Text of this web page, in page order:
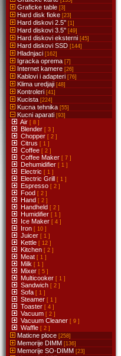
Graficke table [3]
Hard disk fioke [23]
Hard diskovi 2.5'' [1]
Hard diskovi 3.5'' [49]
Hard diskovi eksterni [45]
Hard diskovi SSD [144]
Hladnjaci [162]
Igracka oprema [7]
Internet kamere [26]
Kablovi i adapteri [76]
Klima uredjaji [48]
Kontroleri [41]
Kucista [224]
Kucna tehnika [55]
Kucni aparati [93]
Air [ 8 ]
Blender [ 3 ]
Chopper [ 2 ]
Citrus [ 1 ]
Coffee [ 2 ]
Coffee Maker [ 7 ]
Dehumidifier [ 1 ]
Electric [ 1 ]
Electric Grill [ 1 ]
Espresso [ 2 ]
Food [ 2 ]
Hand [ 2 ]
Handheld [ 2 ]
Humidifier [ 1 ]
Ice Maker [ 4 ]
Iron [ 10 ]
Juicer [ 1 ]
Kettle [ 12 ]
Kitchen [ 2 ]
Meat [ 1 ]
Milk [ 1 ]
Mixer [ 5 ]
Multicooker [ 1 ]
Sandwich [ 2 ]
Sofa [ 1 ]
Steamer [ 1 ]
Toaster [ 4 ]
Vacuum [ 2 ]
Vacuum Cleaner [ 9 ]
Waffle [ 2 ]
Maticne ploce [258]
Memorije DIMM [136]
Memorije SO-DIMM [23]